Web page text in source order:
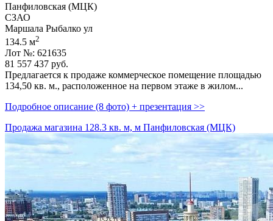
Панфиловская (МЦК)
СЗАО
Маршала Рыбалко ул
134.5 м2
Лот №: 621635
81 557 437 руб.
Предлагается к продаже коммерческое помещение площадью
134,­50 кв. м.,­ расположенное на первом этаже в жилом...
Подробное описание (8 фото) + презентация >>
Продажа магазина 128.3 кв. м, м Панфиловская (МЦК)